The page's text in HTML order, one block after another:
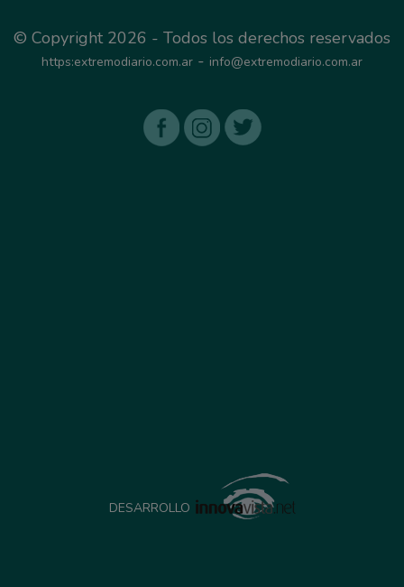
© Copyright 2026 - Todos los derechos reservados
https:extremodiario.com.ar - info@extremodiario.com.ar
DESARROLLO